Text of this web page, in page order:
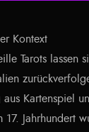
Kontext
Tarots lassen
aus Kartenspiel
17. Jahrhundert